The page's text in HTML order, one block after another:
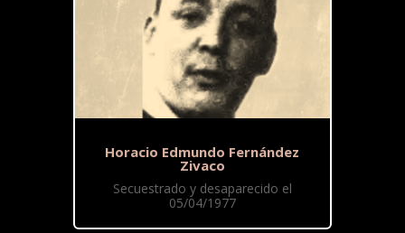
Horacio Edmundo Fernández
Zivaco
Secuestrado y desaparecido el
05/04/1977